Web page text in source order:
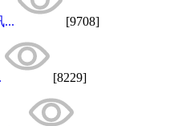
... [9708]
[8229]